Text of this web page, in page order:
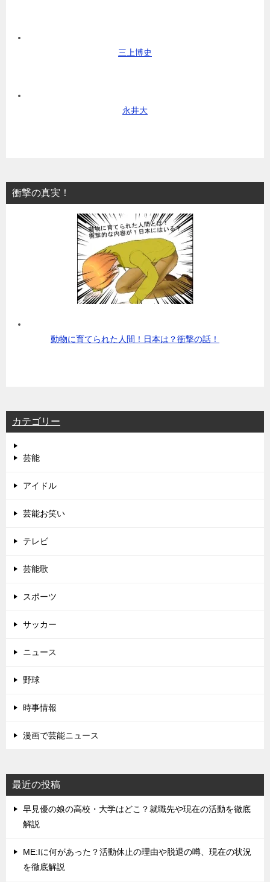
三上博史
永井大
衝撃の真実！
動物に育てられた人間！日本は？衝撃の話！
カテゴリー
芸能
アイドル
芸能お笑い
テレビ
芸能歌
スポーツ
サッカー
ニュース
野球
時事情報
漫画で芸能ニュース
最近の投稿
早見優の娘の高校・大学はどこ？就職先や現在の活動を徹底
解説
ME:Iに何があった？活動休止の理由や脱退の噂、現在の状況
を徹底解説